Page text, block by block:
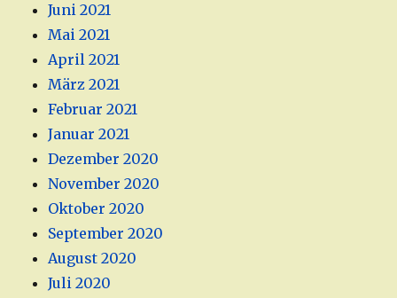
Juni 2021
Mai 2021
April 2021
März 2021
Februar 2021
Januar 2021
Dezember 2020
November 2020
Oktober 2020
September 2020
August 2020
Juli 2020